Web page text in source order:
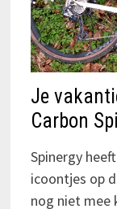
Je
Carbon
Spinergy
icoontjes op
nog niet mee